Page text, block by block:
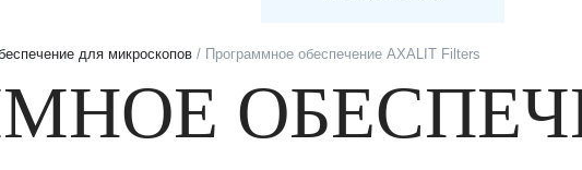
для микроскопов / Программное обеспечение AXALIT Filters